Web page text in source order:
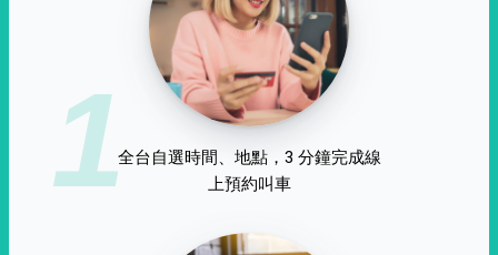
1全台自選時間、地點，3 分鐘完成線
上預約叫車